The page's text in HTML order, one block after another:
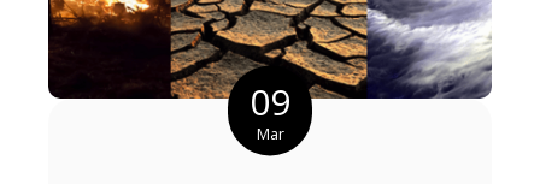
09
Mar